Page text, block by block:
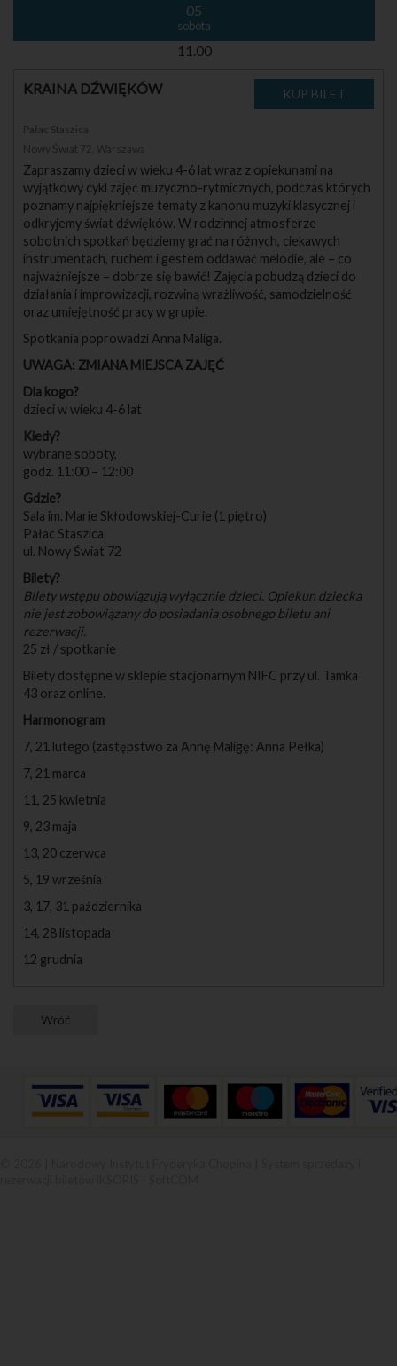
05
sobota
11.00
KRAINA DŹWIĘKÓW
Pałac Staszica
Nowy Świat 72, Warszawa
Zapraszamy dzieci w wieku 4-6 lat wraz z opiekunami na
wyjątkowy cykl zajęć muzyczno-rytmicznych, podczas których
poznamy najpiękniejsze tematy z kanonu muzyki klasycznej i
odkryjemy świat dźwięków. W rodzinnej atmosferze
sobotnich spotkań będziemy grać na różnych, ciekawych
instrumentach, ruchem i gestem oddawać melodie, ale – co
najważniejsze – dobrze się bawić! Zajęcia pobudzą dzieci do
działania i improwizacji, rozwiną wrażliwość, samodzielność
oraz umiejętność pracy w grupie.
Spotkania poprowadzi Anna Maliga.
UWAGA: ZMIANA MIEJSCA ZAJĘĆ
Dla kogo?
dzieci w wieku 4-6 lat
Kiedy?
wybrane soboty,
godz. 11:00 – 12:00
Gdzie?
Sala im. Marie Skłodowskiej-Curie (1 piętro)
Pałac Staszica
ul. Nowy Świat 72
Bilety?
Bilety wstępu obowiązują wyłącznie dzieci. Opiekun dziecka
nie jest zobowiązany do posiadania osobnego biletu ani
rezerwacji.
25 zł / spotkanie
Bilety dostępne w sklepie stacjonarnym NIFC przy ul. Tamka
43 oraz online.
Harmonogram
7, 21 lutego (zastępstwo za Annę Maligę: Anna Pełka)
7, 21 marca
11, 25 kwietnia
9, 23 maja
13, 20 czerwca
5, 19 września
3, 17, 31 października
14, 28 listopada
12 grudnia